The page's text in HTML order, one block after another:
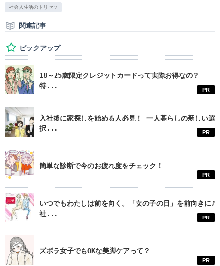
社会人生活のトリセツ
関連記事
ピックアップ
18～25歳限定クレジットカードって実際お得なの？
特...
PR
入社後に家探しを始める人必見！ 一人暮らしの新しい選
択...
PR
簡単な診断で今のお疲れ度をチェック！
PR
いつでもわたしは前を向く。「女の子の日」を前向きに♪
社...
PR
ズボラ女子でもOKな美脚ケアって？
PR